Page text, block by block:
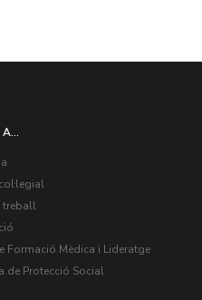
A...
treball
Formació Mèdica i Lideratge
de Protecció Social